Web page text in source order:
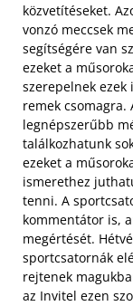
közvetítéseket.
vonzó meccsek
segítségére van
ezeket a
szerepelnek
remek csomagra.
legnépszerűbb
találkozhatunk
ezeket a
ismerethez
tenni. A
kommentátor is,
megértését.
sportcsatornák
rejtenek
az Invitel ezen